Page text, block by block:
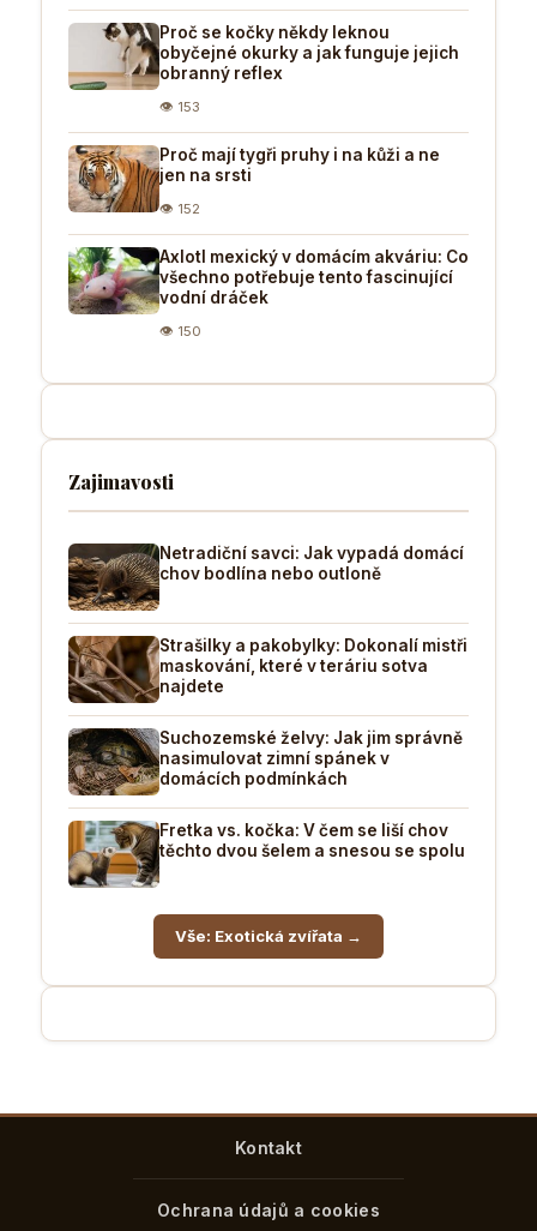
Proč se kočky někdy leknou
obyčejné okurky a jak funguje jejich
obranný reflex
👁 153
Proč mají tygři pruhy i na kůži a ne
jen na srsti
👁 152
Axlotl mexický v domácím akváriu: Co
všechno potřebuje tento fascinující
vodní dráček
👁 150
Zajimavosti
Netradiční savci: Jak vypadá domácí
chov bodlína nebo outloně
Strašilky a pakobylky: Dokonalí mistři
maskování, které v teráriu sotva
najdete
Suchozemské želvy: Jak jim správně
nasimulovat zimní spánek v
domácích podmínkách
Fretka vs. kočka: V čem se liší chov
těchto dvou šelem a snesou se spolu
Vše: Exotická zvířata →
Kontakt
Ochrana údajů a cookies